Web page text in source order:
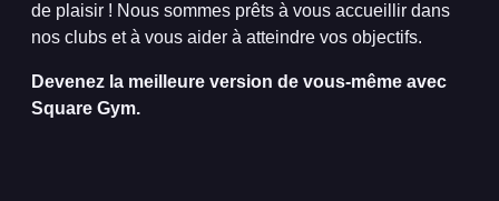
de plaisir ! Nous sommes prêts à vous accueillir dans
nos clubs et à vous aider à atteindre vos objectifs.
Devenez la meilleure version de vous-même avec
Square Gym.